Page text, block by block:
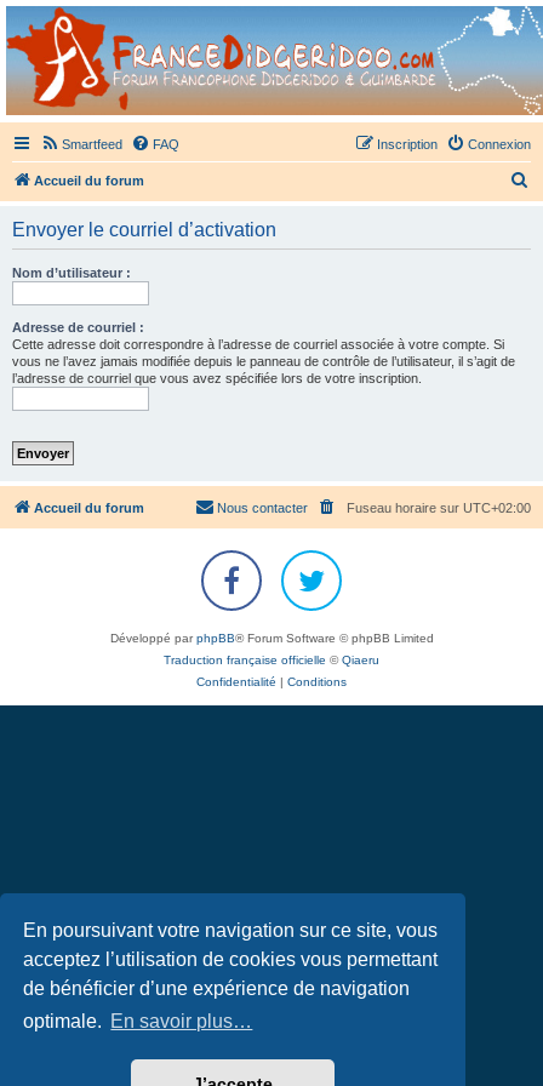
En poursuivant votre navigation sur ce site, vous
acceptez l’utilisation de cookies vous permettant
de bénéficier d’une expérience de navigation
optimale. En savoir plus…
France Didgeridoo
Didgeridoo et Guimbarde sur France Didgeridoo - retrouvez la communauté.
Smartfeed FAQ Connexion
Inscription
Accueil du forum
Envoyer le courriel d’activation
Nom d’utilisateur :
Adresse de courriel :
Cette adresse doit correspondre à l’adresse de courriel associée à votre compte. Si
vous ne l’avez jamais modifiée depuis le panneau de contrôle de l’utilisateur, il s’agit de
l’adresse de courriel que vous avez spécifiée lors de votre inscription.
Accueil du forum Fuseau horaire sur UTC+02:00
Nous contacter
Développé parphpBB® Forum Software © phpBB Limited
Traduction française officielle ©Qiaeru
Confidentialité
Conditions